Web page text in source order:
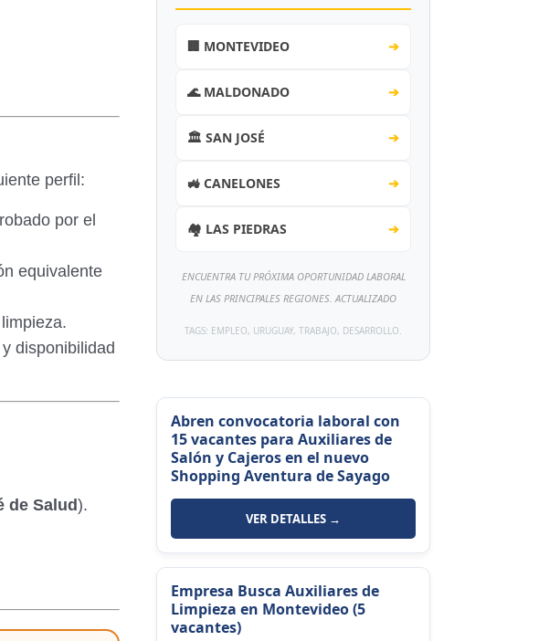
perfil:
por el
equivalente
disponibilidad
de Salud).
🏢 MONTEVIDEO ➔
🌊 MALDONADO ➔
🏛️ SAN JOSÉ ➔
🚜 CANELONES ➔
🏘️ LAS PIEDRAS ➔
ENCUENTRA TU PRÓXIMA OPORTUNIDAD LABORAL
EN LAS PRINCIPALES REGIONES. ACTUALIZADO
TAGS: EMPLEO, URUGUAY, TRABAJO, DESARROLLO.
Abren convocatoria laboral con
15 vacantes para Auxiliares de
Salón y Cajeros en el nuevo
Shopping Aventura de Sayago
VER DETALLES →
Empresa Busca Auxiliares de
Limpieza en Montevideo (5
vacantes)